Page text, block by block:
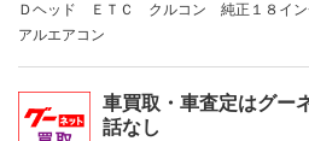
Ｄヘッド ＥＴＣ クルコン 純正１８イ
アルエアコン
車買取・車査定はグ
話なし